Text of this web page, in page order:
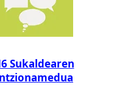
Sukaldearen